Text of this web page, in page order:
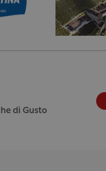
di Gusto